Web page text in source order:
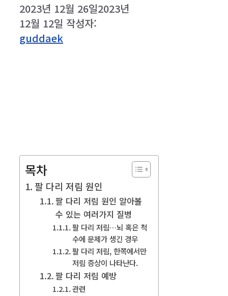
2023년 12월 26일2023년
12월 12일 작성자:
guddaek
목차
팔 다리 저림 원인
팔 다리 저림 원인 알아볼
수 있는 여러가지 질병
팔 다리 저림…뇌 혹은 척
수에 문제가 생긴 경우
팔 다리 저림, 한쪽에서만
저림 증상이 나타난다.
팔 다리 저림 예방
관련